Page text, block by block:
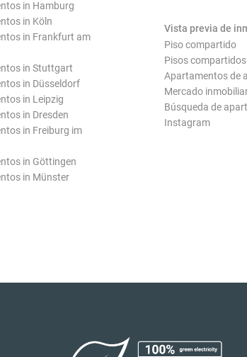
in Hamburg
in Köln
in Frankfurt am
in Stuttgart
in Düsseldorf
in Leipzig
in Dresden
in Freiburg im
in Göttingen
in Münster
Vista previa de
Piso compartido
Pisos compartidos
Apartamentos de
Mercado
Búsqueda de
Instagram